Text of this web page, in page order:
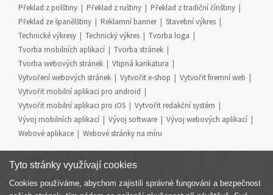
Překlad z polštiny
Překlad z ruštiny
Překlad z tradiční čínštiny
Překlad ze španělštiny
Reklamní banner
Stavební výkres
Technické výkresy
Technický výkres
Tvorba loga
Tvorba mobilních aplikací
Tvorba stránek
Tvorba webových stránek
Vtipná karikatura
Vytvoření webových stránek
Vytvořit e-shop
Vytvořit firemní web
Vytvořit mobilní aplikaci pro android
Vytvořit mobilní aplikaci pro iOS
Vytvořit redakční systém
Vývoj mobilních aplikací
Vývoj software
Vývoj webových aplikací
Webové aplikace
Webové stránky na míru
Tyto stránky využívají cookies
Cookies používáme, abychom zajistili správné fungování a bezpečnost